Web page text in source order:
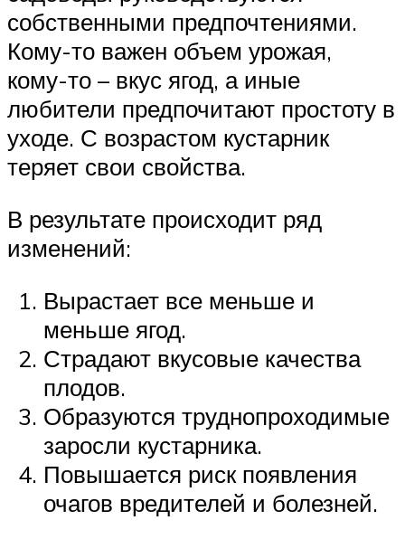
собственными предпочтениями.
Кому-то важен объем урожая,
кому-то – вкус ягод, а иные
любители предпочитают простоту в
уходе. С возрастом кустарник
теряет свои свойства.
В результате происходит ряд
изменений:
Вырастает все меньше и
меньше ягод.
Страдают вкусовые качества
плодов.
Образуются труднопроходимые
заросли кустарника.
Повышается риск появления
очагов вредителей и болезней.